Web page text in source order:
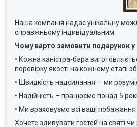
Наша компанія надає унікальну
справжньому індивідуальним.
Чому варто замовити подарунок у
• Кожна каністра-бара
перевірку якості на кожному етапі
• Швидкість надсилання — ми
• Надійність – працюємо понад 5
• Ми враховуємо всі ваші
Хочете здивувати гостей на святі